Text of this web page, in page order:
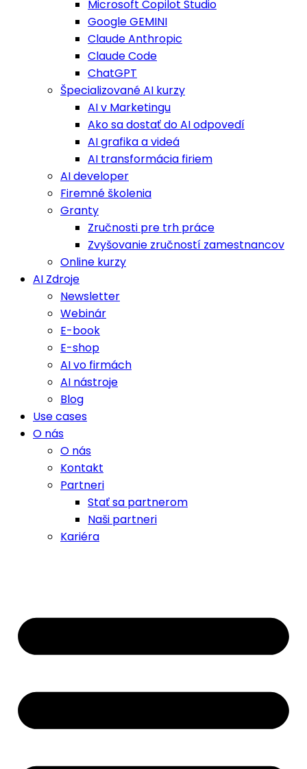
Microsoft Copilot Studio
Google GEMINI
Claude Anthropic
Claude Code
ChatGPT
Špecializované AI kurzy
AI v Marketingu
Ako sa dostať do AI odpovedí
AI grafika a videá
AI transformácia firiem
AI developer
Firemné školenia
Granty
Zručnosti pre trh práce
Zvyšovanie zručností zamestnancov
Online kurzy
AI Zdroje
Newsletter
Webinár
E-book
E-shop
AI vo firmách
AI nástroje
Blog
Use cases
O nás
O nás
Kontakt
Partneri
Stať sa partnerom
Naši partneri
Kariéra